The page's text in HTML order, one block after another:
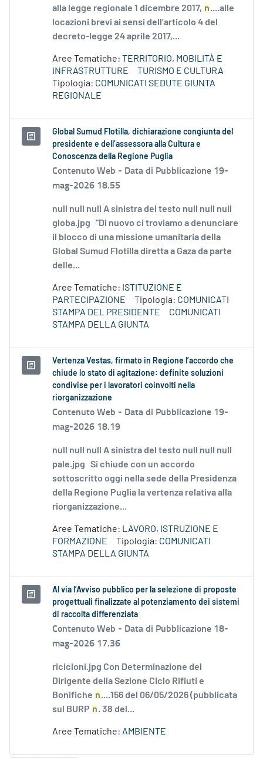
alla legge regionale 1 dicembre 2017, n....alle
locazioni brevi ai sensi dell’articolo 4 del
decreto-legge 24 aprile 2017,...
Aree Tematiche: TERRITORIO, MOBILITÀ E
INFRASTRUTTURE
TURISMO E CULTURA
Tipologia: COMUNICATI SEDUTE GIUNTA
REGIONALE
Global Sumud Flotilla, dichiarazione congiunta del
presidente e dell’assessora alla Cultura e
Conoscenza della Regione Puglia
Contenuto Web - Data di Pubblicazione 19-
mag-2026 18.55
null null null A sinistra del testo null null null
globa.jpg “Di nuovo ci troviamo a denunciare
il blocco di una missione umanitaria della
Global Sumud Flotilla diretta a Gaza da parte
delle...
Aree Tematiche: ISTITUZIONE E
PARTECIPAZIONE
Tipologia: COMUNICATI
STAMPA DEL PRESIDENTE
COMUNICATI
STAMPA DELLA GIUNTA
Vertenza Vestas, firmato in Regione l’accordo che
chiude lo stato di agitazione: definite soluzioni
condivise per i lavoratori coinvolti nella
riorganizzazione
Contenuto Web - Data di Pubblicazione 19-
mag-2026 18.19
null null null A sinistra del testo null null null
pale.jpg Si chiude con un accordo
sottoscritto oggi nella sede della Presidenza
della Regione Puglia la vertenza relativa alla
riorganizzazione...
Aree Tematiche: LAVORO, ISTRUZIONE E
FORMAZIONE
Tipologia: COMUNICATI
STAMPA DELLA GIUNTA
Al via l’Avviso pubblico per la selezione di proposte
progettuali finalizzate al potenziamento dei sistemi
di raccolta differenziata
Contenuto Web - Data di Pubblicazione 18-
mag-2026 17.36
ricicloni.jpg Con Determinazione del
Dirigente della Sezione Ciclo Rifiuti e
Bonifiche n....156 del 06/05/2026 (pubblicata
sul BURP n. 38 del...
Aree Tematiche: AMBIENTE